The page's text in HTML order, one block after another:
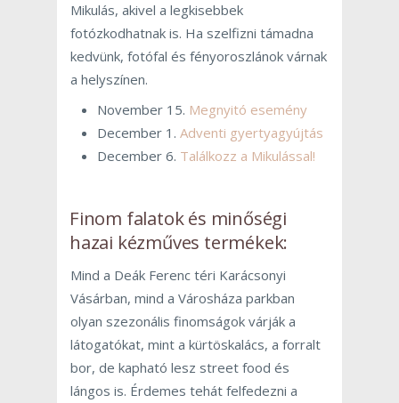
Mikulás, akivel a legkisebbek
fotózkodhatnak is. Ha szelfizni támadna
kedvünk, fotófal és fényoroszlánok várnak
a helyszínen.
November 15. Megnyitó esemény
December 1. Adventi gyertyagyújtás
December 6. Találkozz a Mikulással!
Finom falatok és minőségi
hazai kézműves termékek:
Mind a Deák Ferenc téri Karácsonyi
Vásárban, mind a Városháza parkban
olyan szezonális finomságok várják a
látogatókat, mint a kürtöskalács, a forralt
bor, de kapható lesz street food és
lángos is. Érdemes tehát felfedezni a